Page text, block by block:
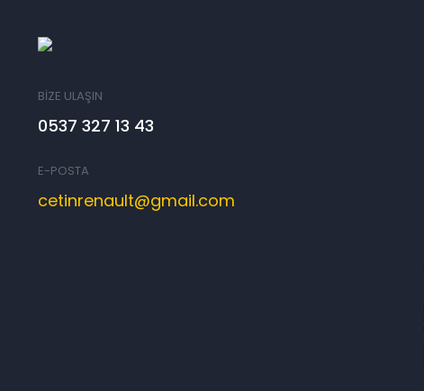
BİZE ULAŞIN
0537 327 13 43
E-POSTA
cetinrenault@gmail.com